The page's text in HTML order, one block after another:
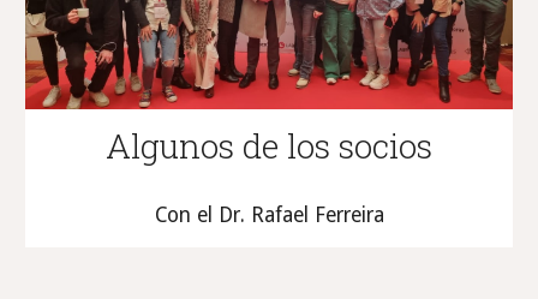
Algunos de los socios
Con el Dr. Rafael Ferreira